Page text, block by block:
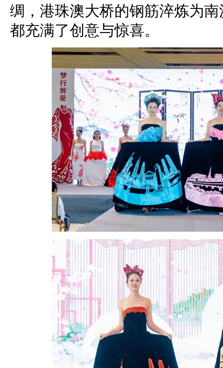
绸，港珠澳大桥的钢筋淬炼为
都充满了创意与惊喜。